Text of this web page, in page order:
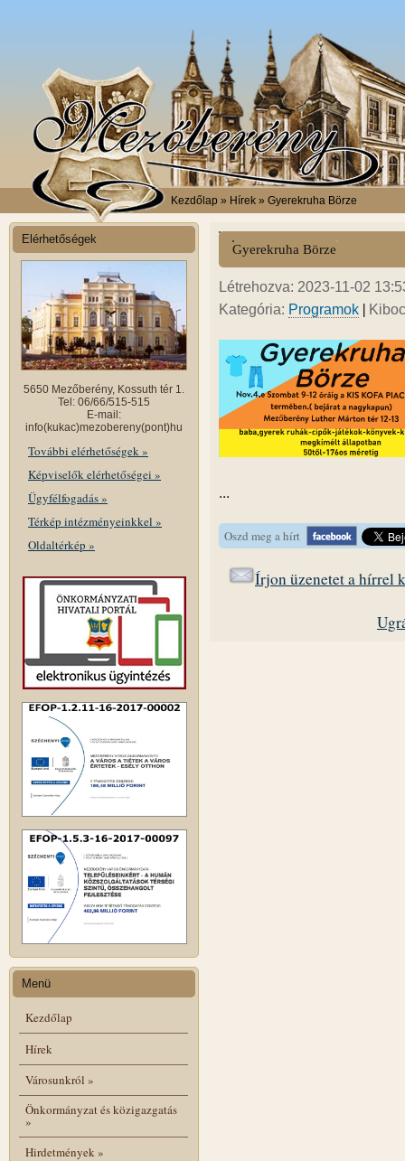
Kezdőlap » Hírek » Gyerekruha Börze
Elérhetőségek
5650 Mezőberény, Kossuth tér 1.
Tel: 06/66/515-515
E-mail:
info(kukac)mezobereny(pont)hu
További elérhetőségek »
Képviselők elérhetőségei »
Ügyfélfogadás »
Térkép intézményeinkkel »
Oldaltérkép »
Menü
Kezdőlap
Hírek
Városunkról »
Önkormányzat és közigazgatás
»
Hirdetmények»
Gyerekruha Börze
Létrehozva: 2023-11-02
Kategória: Programok |
...
Oszd meg a hírt
Írjon üzenetet a hírrel